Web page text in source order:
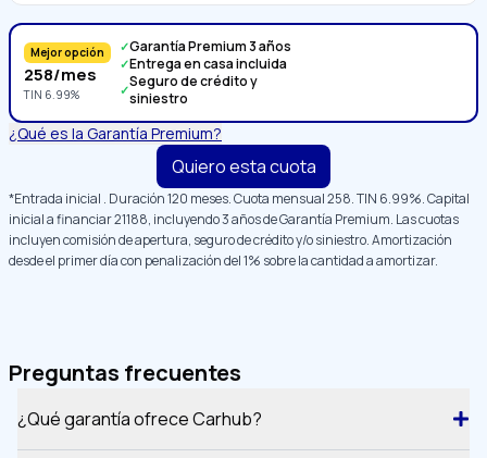
Mejor opción
258/mes
TIN 6.99%
✓Garantía Premium 3 años
✓Entrega en casa incluida
✓Seguro de crédito y
siniestro
¿Qué es la Garantía Premium?
Quiero esta cuota
*Entrada inicial . Duración120 meses. Cuota mensual258. TIN 6.99%. Capital
inicial a financiar21188, incluyendo 3 años de Garantía Premium. Las cuotas
incluyen comisión de apertura, seguro de crédito y/o siniestro. Amortización
desde el primer día con penalización del 1% sobre la cantidad a amortizar.
Preguntas frecuentes
¿Qué garantía ofrece Carhub?